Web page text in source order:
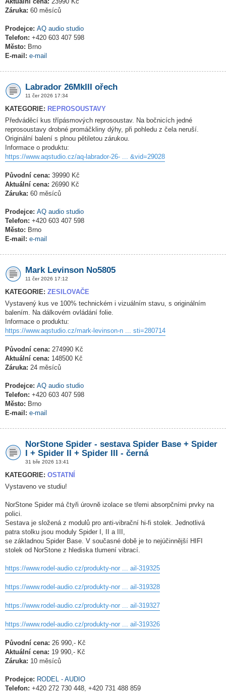
Záruka: 60 měsíců
Prodejce: AQ audio studio
Telefon: +420 603 407 598
Město: Brno
E-mail: e-mail
Labrador 26MkIII ořech
11 čer 2026 17:34
KATEGORIE: REPROSOUSTAVY
Předváděcí kus třípásmových reprosoustav. Na bočnicích jedné
reprosoustavy drobné promáčkliny dýhy, při pohledu z čela neruší.
Originální balení s plnou pětiletou zárukou.
Informace o produktu:
https://www.aqstudio.cz/aq-labrador-26- ... &vid=29028
Původní cena: 39990 Kč
Aktuální cena: 26990 Kč
Záruka: 60 měsíců
Prodejce: AQ audio studio
Telefon: +420 603 407 598
Město: Brno
E-mail: e-mail
Mark Levinson No5805
11 čer 2026 17:12
KATEGORIE: ZESILOVAČE
Vystavený kus ve 100% technickém i vizuálním stavu, s originálním
balením. Na dálkovém ovládání folie.
Informace o produktu:
https://www.aqstudio.cz/mark-levinson-n ... sti=280714
Původní cena: 274990 Kč
Aktuální cena: 148500 Kč
Záruka: 24 měsíců
Prodejce: AQ audio studio
Telefon: +420 603 407 598
Město: Brno
E-mail: e-mail
NorStone Spider - sestava Spider Base + Spider
I + Spider II + Spider III - černá
31 bře 2026 13:41
KATEGORIE: OSTATNÍ
Vystaveno ve studiu!
NorStone Spider má čtyři úrovně izolace se třemi absorpčními prvky na
polici.
Sestava je složená z modulů pro anti-vibrační hi-fi stolek. Jednotlivá
patra stolku jsou moduly Spider I, II a III,
se základnou Spider Base. V současné době je to nejúčinnější HIFI
stolek od NorStone z hlediska tlumení vibrací.
https://www.rodel-audio.cz/produkty-nor ... ail-319325
https://www.rodel-audio.cz/produkty-nor ... ail-319328
https://www.rodel-audio.cz/produkty-nor ... ail-319327
https://www.rodel-audio.cz/produkty-nor ... ail-319326
Původní cena: 26 990,- Kč
Aktuální cena: 19 990,- Kč
Záruka: 10 měsíců
Prodejce: RODEL - AUDIO
Telefon: +420 272 730 448, +420 731 488 859